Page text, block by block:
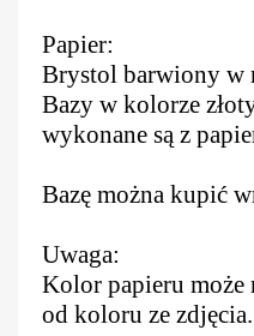
Papier:
Brystol barwiony w
Bazy w kolorze
wykonane są z
Bazę można kupić
Uwaga:
Kolor papieru może
od koloru ze zdjęcia.